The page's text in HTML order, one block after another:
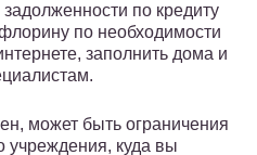
по кредиту
по необходимости
заполнить дома и
может быть ограничения
учреждения, куда вы